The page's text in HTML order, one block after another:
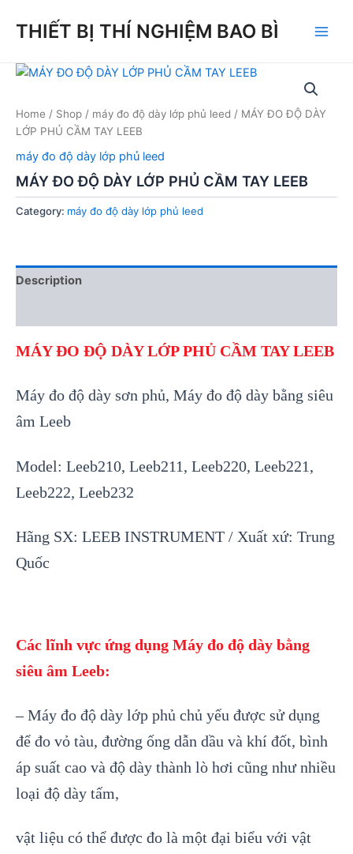
THIẾT BỊ THÍ NGHIỆM BAO BÌ
Home / Shop / máy đo độ dày lớp phủ leed / MÁY ĐO ĐỘ DÀY
LỚP PHỦ CẦM TAY LEEB
máy đo độ dày lớp phủ leed
MÁY ĐO ĐỘ DÀY LỚP PHỦ CẦM TAY LEEB
Category: máy đo độ dày lớp phủ leed
Description
MÁY ĐO ĐỘ DÀY LỚP PHỦ CẦM TAY LEEB
Máy đo độ dày sơn phủ, Máy đo độ dày bằng siêu
âm Leeb
Model: Leeb210, Leeb211, Leeb220, Leeb221,
Leeb222, Leeb232
Hãng SX: LEEB INSTRUMENT / Xuất xứ: Trung
Quốc
Các lĩnh vực ứng dụng Máy đo độ dày bằng
siêu âm Leeb:
– Máy đo độ dày lớp phủ chủ yếu được sử dụng
để đo vỏ tàu, đường ống dẫn dầu và khí đốt, bình
áp suất cao và độ dày thành lò hơi cũng như nhiều
loại độ dày tấm,
vật liệu có thể được đo là một đại biểu với vật